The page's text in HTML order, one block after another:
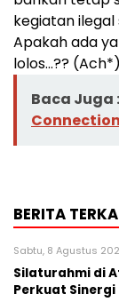
kegiatan ilegal
Apakah ada
lolos…?? (Ach*)
Baca Juga :
BERITA
Sabtu, 8 Agustus
Silaturahmi di
Perkuat Sinergi